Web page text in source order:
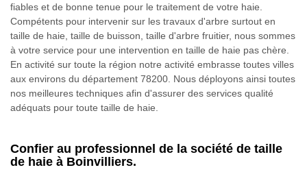
fiables et de bonne tenue pour le traitement de votre haie.
Compétents pour intervenir sur les travaux d'arbre surtout en
taille de haie, taille de buisson, taille d'arbre fruitier, nous sommes
à votre service pour une intervention en taille de haie pas chère.
En activité sur toute la région notre activité embrasse toutes villes
aux environs du département 78200. Nous déployons ainsi toutes
nos meilleures techniques afin d'assurer des services qualité
adéquats pour toute taille de haie.
Confier au professionnel de la société de taille
de haie à Boinvilliers.